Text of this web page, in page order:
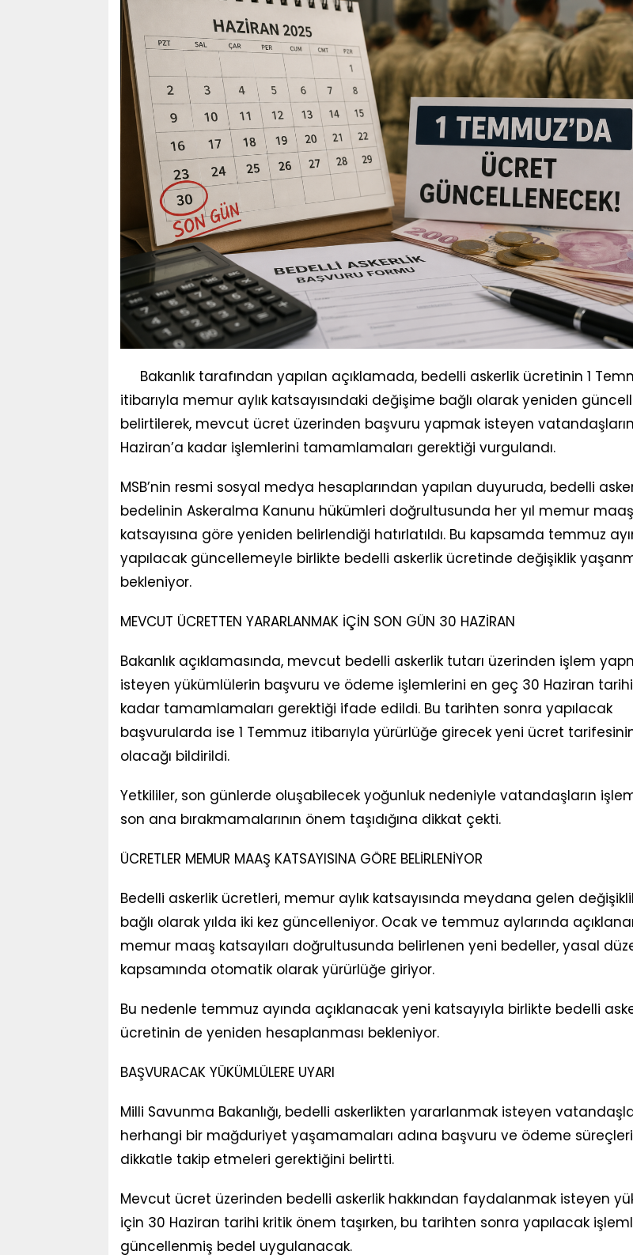
Bakanlık tarafından yapılan açıklamada, bedelli askerlik ücretinin 1
itibarıyla memur aylık katsayısındaki değişime bağlı olarak yeniden
belirtilerek, mevcut ücret üzerinden başvuru yapmak isteyen
Haziran’a kadar işlemlerini tamamlamaları gerektiği vurgulandı.
MSB’nin resmi sosyal medya hesaplarından yapılan duyuruda, bedelli
bedelinin Askeralma Kanunu hükümleri doğrultusunda her yıl memur maaş
katsayısına göre yeniden belirlendiği hatırlatıldı. Bu kapsamda temmuz
yapılacak güncellemeyle birlikte bedelli askerlik ücretinde değişiklik
bekleniyor.
MEVCUT ÜCRETTEN YARARLANMAK İÇİN SON GÜN 30 HAZİRAN
Bakanlık açıklamasında, mevcut bedelli askerlik tutarı üzerinden işlem
isteyen yükümlülerin başvuru ve ödeme işlemlerini en geç 30 Haziran
kadar tamamlamaları gerektiği ifade edildi. Bu tarihten sonra yapılacak
başvurularda ise 1 Temmuz itibarıyla yürürlüğe girecek yeni ücret
olacağı bildirildi.
Yetkililer, son günlerde oluşabilecek yoğunluk nedeniyle vatandaşların
son ana bırakmamalarının önem taşıdığına dikkat çekti.
ÜCRETLER MEMUR MAAŞ KATSAYISINA GÖRE BELİRLENİYOR
Bedelli askerlik ücretleri, memur aylık katsayısında meydana gelen
bağlı olarak yılda iki kez güncelleniyor. Ocak ve temmuz aylarında
memur maaş katsayıları doğrultusunda belirlenen yeni bedeller, yasal
kapsamında otomatik olarak yürürlüğe giriyor.
Bu nedenle temmuz ayında açıklanacak yeni katsayıyla birlikte bedelli
ücretinin de yeniden hesaplanması bekleniyor.
BAŞVURACAK YÜKÜMLÜLERE UYARI
Milli Savunma Bakanlığı, bedelli askerlikten yararlanmak isteyen
herhangi bir mağduriyet yaşamamaları adına başvuru ve ödeme
dikkatle takip etmeleri gerektiğini belirtti.
Mevcut ücret üzerinden bedelli askerlik hakkından faydalanmak isteyen
için 30 Haziran tarihi kritik önem taşırken, bu tarihten sonra yapılacak
güncellenmiş bedel uygulanacak.